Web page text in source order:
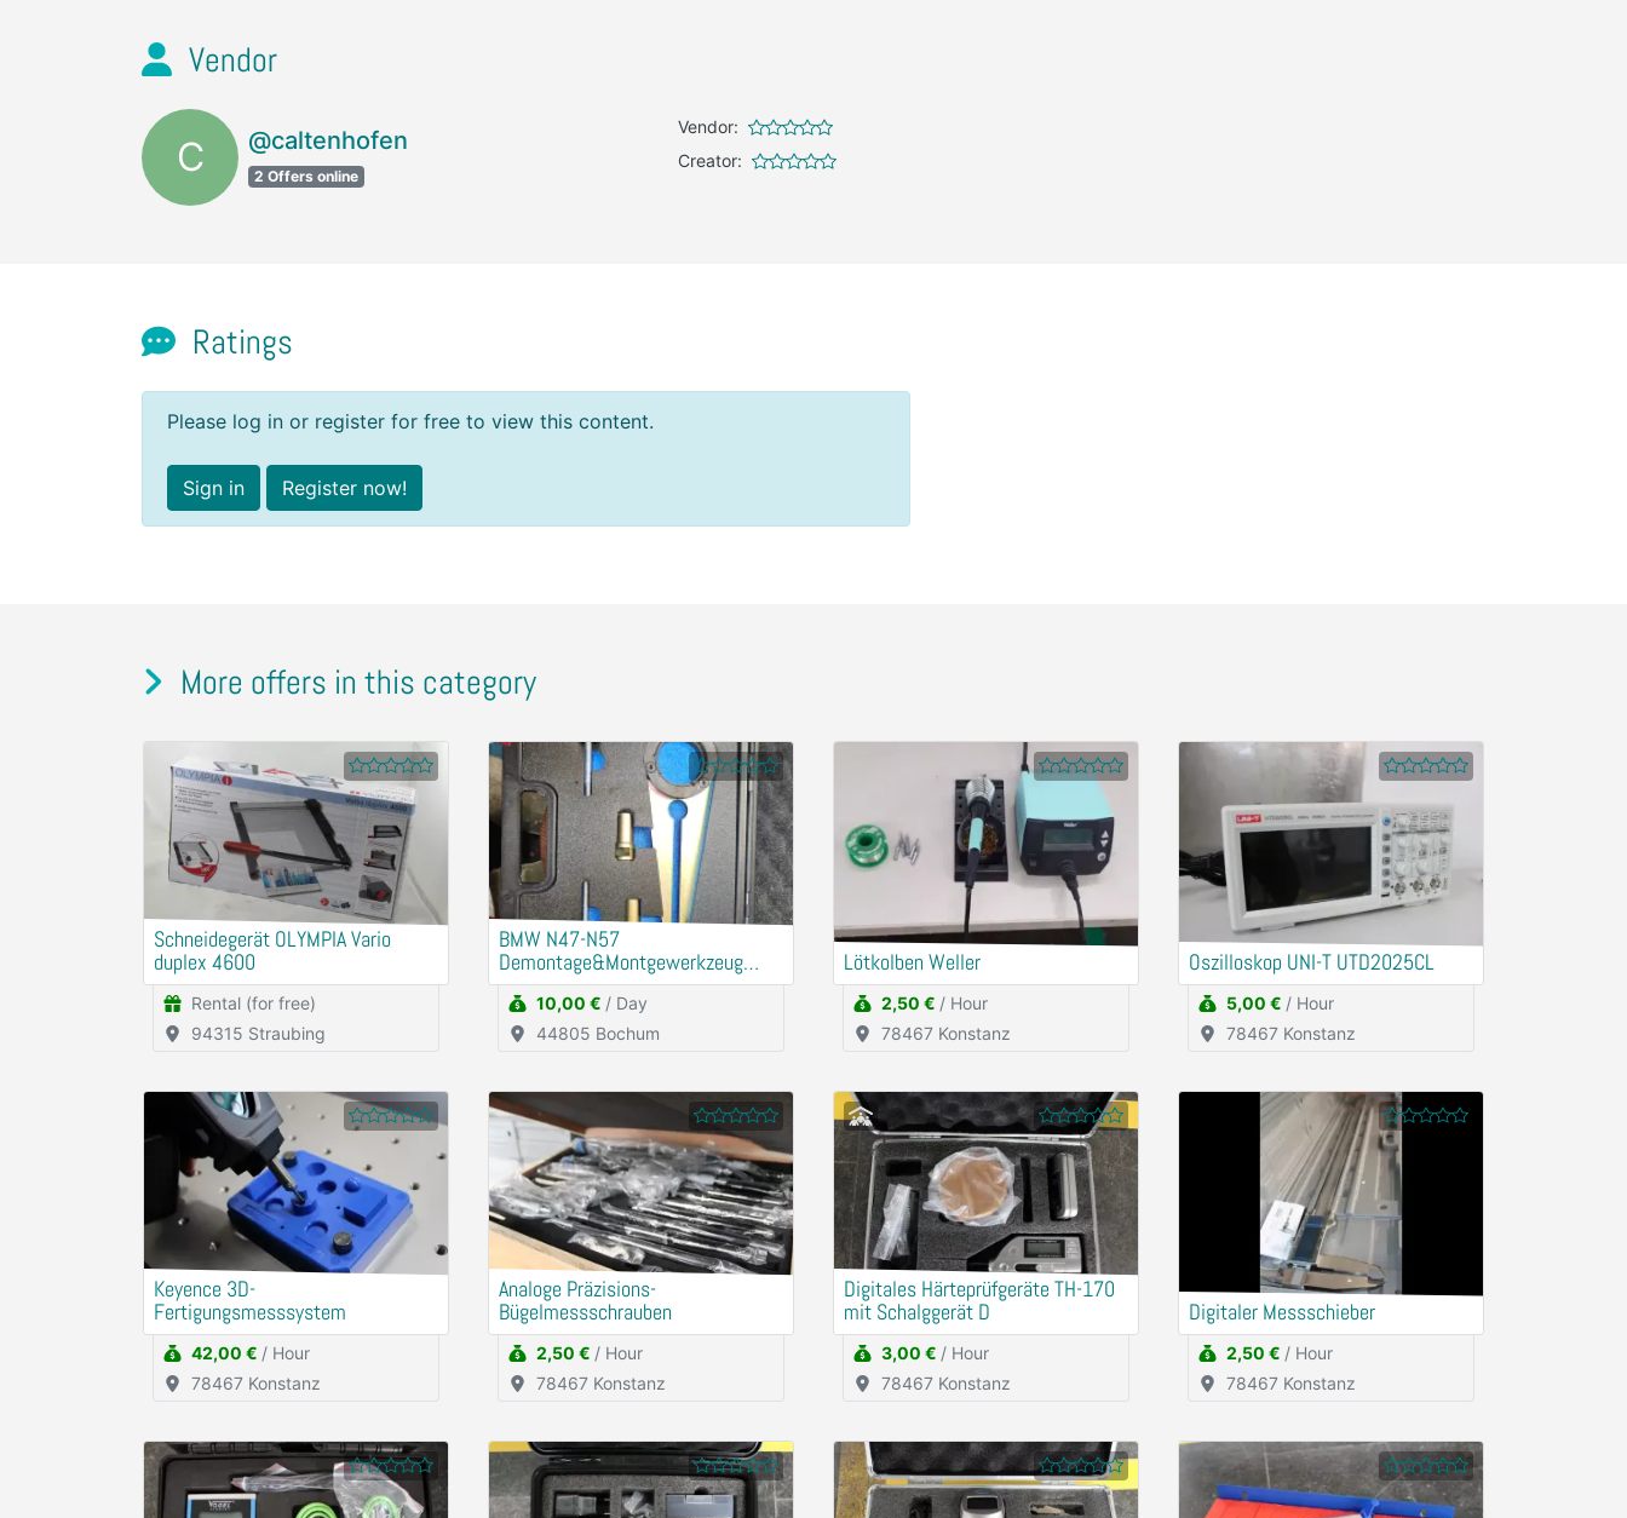
Vendor
C @caltenhofen
2 Offers online
Vendor:
Creator:
Ratings
Please log in or register for free to view this content.
Sign in Register now!
More offers in this category
Schneidegerät OLYMPIA Vario
duplex 4600
Rental (for free)
94315 Straubing
BMW N47-N57
Demontage&Montgewerkzeug
Riemenscheibe
Schwigungsdämfper
10,00 € / Day
44805 Bochum
Lötkolben Weller
2,50 € / Hour
78467 Konstanz
Oszilloskop UNI-T UTD2025CL
5,00 € / Hour
78467 Konstanz
Keyence 3D-
Fertigungsmesssystem
42,00 € / Hour
78467 Konstanz
Analoge Präzisions-
Bügelmessschrauben
2,50 € / Hour
78467 Konstanz
Digitales Härteprüfgeräte TH-170
mit Schalggerät D
3,00 € / Hour
78467 Konstanz
Digitaler Messschieber
2,50 € / Hour
78467 Konstanz